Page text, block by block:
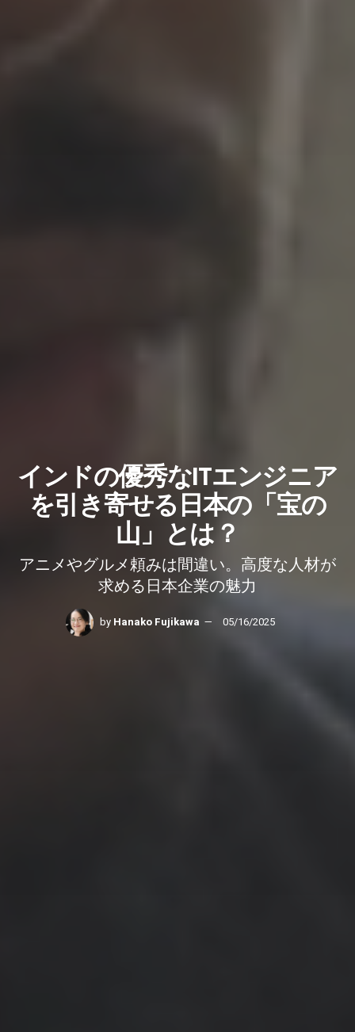
インドの優秀なITエンジニア
を引き寄せる日本の「宝の
山」とは？
アニメやグルメ頼みは間違い。高度な人材が
求める日本企業の魅力
by Hanako Fujikawa 05/16/2025